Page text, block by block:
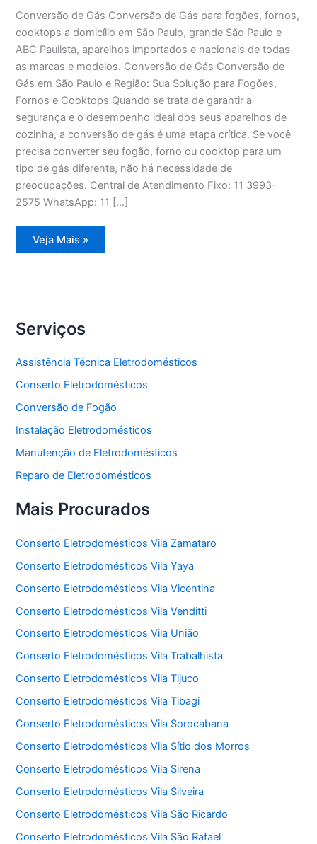
Conversão de Gás Conversão de Gás para fogões, fornos,
cooktops a domicílio em São Paulo, grande São Paulo e
ABC Paulista, aparelhos importados e nacionais de todas
as marcas e modelos. Conversão de Gás Conversão de
Gás em São Paulo e Região: Sua Solução para Fogões,
Fornos e Cooktops Quando se trata de garantir a
segurança e o desempenho ideal dos seus aparelhos de
cozinha, a conversão de gás é uma etapa crítica. Se você
precisa converter seu fogão, forno ou cooktop para um
tipo de gás diferente, não há necessidade de
preocupações. Central de Atendimento Fixo: 11 3993-
2575 WhatsApp: 11 […]
Conversão
de
Veja Mais »
Serviços
Assistência Técnica Eletrodomésticos
Conserto Eletrodomésticos
Conversão de Fogão
Instalação Eletrodomésticos
Manutenção de Eletrodomésticos
Reparo de Eletrodomésticos
Mais Procurados
Conserto Eletrodomésticos Vila Zamataro
Conserto Eletrodomésticos Vila Yaya
Conserto Eletrodomésticos Vila Vicentina
Conserto Eletrodomésticos Vila Venditti
Conserto Eletrodomésticos Vila União
Conserto Eletrodomésticos Vila Trabalhista
Conserto Eletrodomésticos Vila Tijuco
Conserto Eletrodomésticos Vila Tibagi
Conserto Eletrodomésticos Vila Sorocabana
Conserto Eletrodomésticos Vila Sítio dos Morros
Conserto Eletrodomésticos Vila Sirena
Conserto Eletrodomésticos Vila Silveira
Conserto Eletrodomésticos Vila São Ricardo
Conserto Eletrodomésticos Vila São Rafael